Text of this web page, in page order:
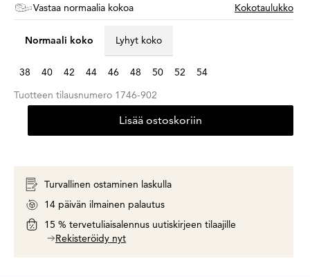
Vastaa normaalia kokoa Kokotaulukko
Normaali koko Lyhyt koko
38 40 42 44 46 48 50 52
54
Tuotteen tilausnumero 1746-902
Lisää ostoskoriin
Turvallinen ostaminen laskulla
14 päivän ilmainen palautus
15 % tervetuliaisalennus uutiskirjeen tilaajille
Rekisteröidy nyt